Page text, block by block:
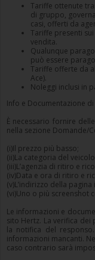
Tariffe ottenute
di gruppo,
casi, offerti da
Tariffe presenti
vendita.
Qualunque
può essere
Tariffe offerte da
Ace).
Noleggi inclusi in
Info e Documentazione
È necessario fornire
nella sezione Domande/
(i)Il prezzo più basso;
(ii)La categoria del
(iii)L’agenzia di ritiro e
(iv)Data e ora di ritiro e
(v)L’indirizzo della
(vi)Uno o più screenshot
Le informazioni e
sito Hertz. La verifica
la notifica del
informazioni mancanti.
caso contrario sarà